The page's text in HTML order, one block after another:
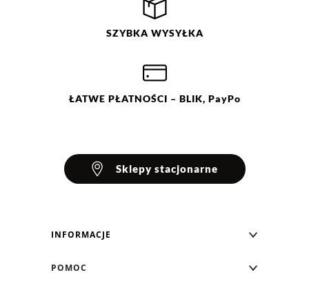
SZYBKA WYSYŁKA
ŁATWE PŁATNOŚCI – BLIK, PayPo
Sklepy stacjonarne
INFORMACJE
POMOC